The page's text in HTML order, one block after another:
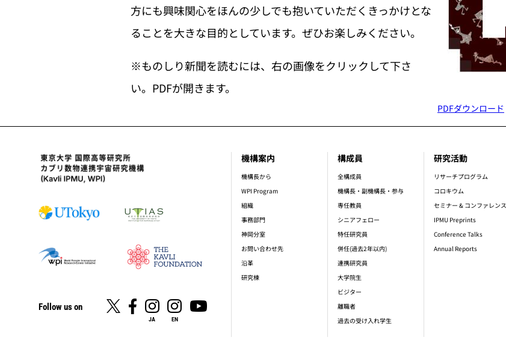
PDFダウンロード
方にも興味関心をほんの少しでも抱いていただくきっかけとな
ることを大きな目的としています。ぜひお楽しみください。
※ものしり新聞を読むには、右の画像をクリックして下さ
い。PDFが開きます。
Follow us on
JA EN
footer_main_menu
機構案内
機構長から
WPI Program
組織
事務部門
神岡分室
お問い合わせ先
沿革
研究棟
構成員
全構成員
機構長・副機構長・参与
専任教員
シニアフェロー
特任研究員
併任(過去2年以内)
連携研究員
大学院生
ビジター
離職者
過去の受け入れ学生
研究活動
リサーチプログラム
コロキウム
セミナー & コンファレンス
IPMU Preprints
Conference Talks
Annual Reports